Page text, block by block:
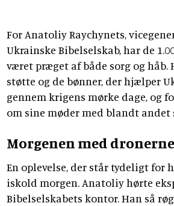
For Anatoliy Raychynets,
Ukrainske Bibelselskab, har de
været præget af både sorg og håb.
støtte og de bønner, der hjælper
gennem krigens mørke dage, og
om sine møder med blandt andet
Morgenen med dronerne
En oplevelse, der står tydeligt for
iskold morgen. Anatoliy hørte
Bibelselskabets kontor. Han så